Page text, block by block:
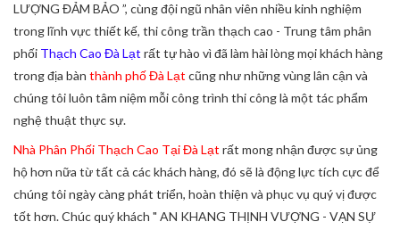
LƯỢNG ĐẢM BẢO ”, cùng đội ngũ nhân viên nhiều kinh nghiệm
trong lĩnh vực thiết kế, thi công trần thạch cao - Trung tâm phân
phối Thạch Cao Đà Lạt rất tự hào vì đã làm hài lòng mọi khách hàng
trong địa bàn thành phố Đà Lạt cũng như những vùng lân cận và
chúng tôi luôn tâm niệm mỗi công trình thi công là một tác phẩm
nghệ thuật thực sự.
Nhà Phân Phối Thạch Cao Tại Đà Lạt rất mong nhận được sự ủng
hộ hơn nữa từ tất cả các khách hàng, đó sẽ là động lực tích cực để
chúng tôi ngày càng phát triển, hoàn thiện và phục vụ quý vị được
tốt hơn. Chúc quý khách " AN KHANG THỊNH VƯỢNG - VẠN SỰ